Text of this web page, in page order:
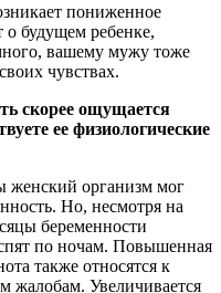
пониженное
будущем ребенке,
вашему мужу тоже
чувствах.
скорее ощущается
ее физиологические
женский организм мог
Но, несмотря на
беременности
по ночам. Повышенная
также относятся к
жалобам. Увеличивается